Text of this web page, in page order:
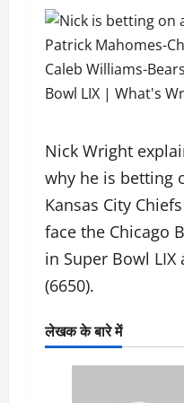
Nick Wright
why he is betting
Kansas City
face the Chicago
in Super Bowl LIX
(6650).
लेखक के बारे में